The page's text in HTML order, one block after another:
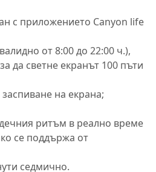
с приложението Canyon life
от 8:00 до 22:00 ч.),
да светне екранът 100 пъти
на екрана;
ритъм в реално време
се поддържа от
седмично.